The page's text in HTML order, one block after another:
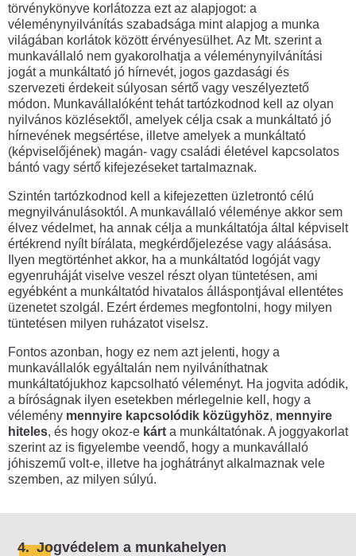
Ülősztrájk
törvénykönyve korlátozza ezt az alapjogot: a
véleménynyilvánítás szabadsága mint alapjog a munka
világában korlátok között érvényesülhet. Az Mt. szerint a
munkavállaló nem gyakorolhatja a véleménynyilvánítási
jogát a munkáltató jó hírnevét, jogos gazdasági és
szervezeti érdekeit súlyosan sértő vagy veszélyeztető
módon. Munkavállalóként tehát tartózkodnod kell az olyan
nyilvános közlésektől, amelyek célja csak a munkáltató jó
hírnevének megsértése, illetve amelyek a munkáltató
(képviselőjének) magán- vagy családi életével kapcsolatos
bántó vagy sértő kifejezéseket tartalmaznak.
Szintén tartózkodnod kell a kifejezetten üzletrontó célú
megnyilvánulásoktól. A munkavállaló véleménye akkor sem
élvez védelmet, ha annak célja a munkáltatója által képviselt
értékrend nyílt bírálata, megkérdőjelezése vagy aláásása.
Ilyen megtörténhet akkor, ha a munkáltatód logóját vagy
egyenruháját viselve veszel részt olyan tüntetésen, ami
egyébként a munkáltatód hivatalos álláspontjával ellentétes
üzenetet szolgál. Ezért érdemes megfontolni, hogy milyen
tüntetésen milyen ruházatot viselsz.
Fontos azonban, hogy ez nem azt jelenti, hogy a
munkavállalók egyáltalán nem nyilváníthatnak
munkáltatójukhoz kapcsolható véleményt. Ha jogvita adódik,
a bíróságnak ilyen esetekben mérlegelnie kell, hogy a
vélemény mennyire kapcsolódik közügyhöz, mennyire
hiteles, és hogy okoz-e kárt a munkáltatónak. A joggyakorlat
szerint az is figyelembe veendő, hogy a munkavállaló
jóhiszemű volt-e, illetve ha joghátrányt alkalmaznak vele
szemben, az milyen súlyú.
4. Jogvédelem a munkahelyen